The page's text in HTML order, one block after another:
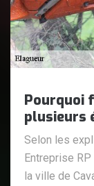
Pourquoi
plusieurs
Selon les
Entreprise
la ville de